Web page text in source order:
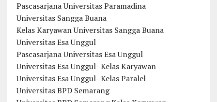
Pascasarjana Universitas Paramadina
Universitas Sangga Buana
Kelas Karyawan Universitas Sangga Buana
Universitas Esa Unggul
Pascasarjana Universitas Esa Unggul
Universitas Esa Unggul- Kelas Karyawan
Universitas Esa Unggul- Kelas Paralel
Universitas BPD Semarang